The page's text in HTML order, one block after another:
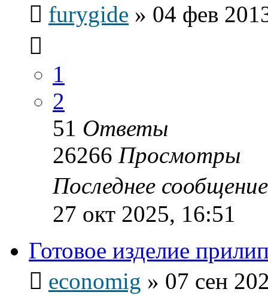
furygide » 04 фев
1
2
51 Ответы
26266 Просмотры
Последнее
27 окт 2025, 16:51
Готовое изделие
economig » 07 сен